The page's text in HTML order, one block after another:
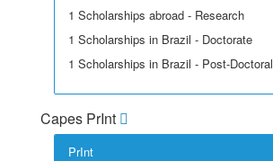
1 Scholarships abroad - Research
1 Scholarships in Brazil - Doctorate
1 Scholarships in Brazil - Post-Doctoral
Capes PrInt
PrInt